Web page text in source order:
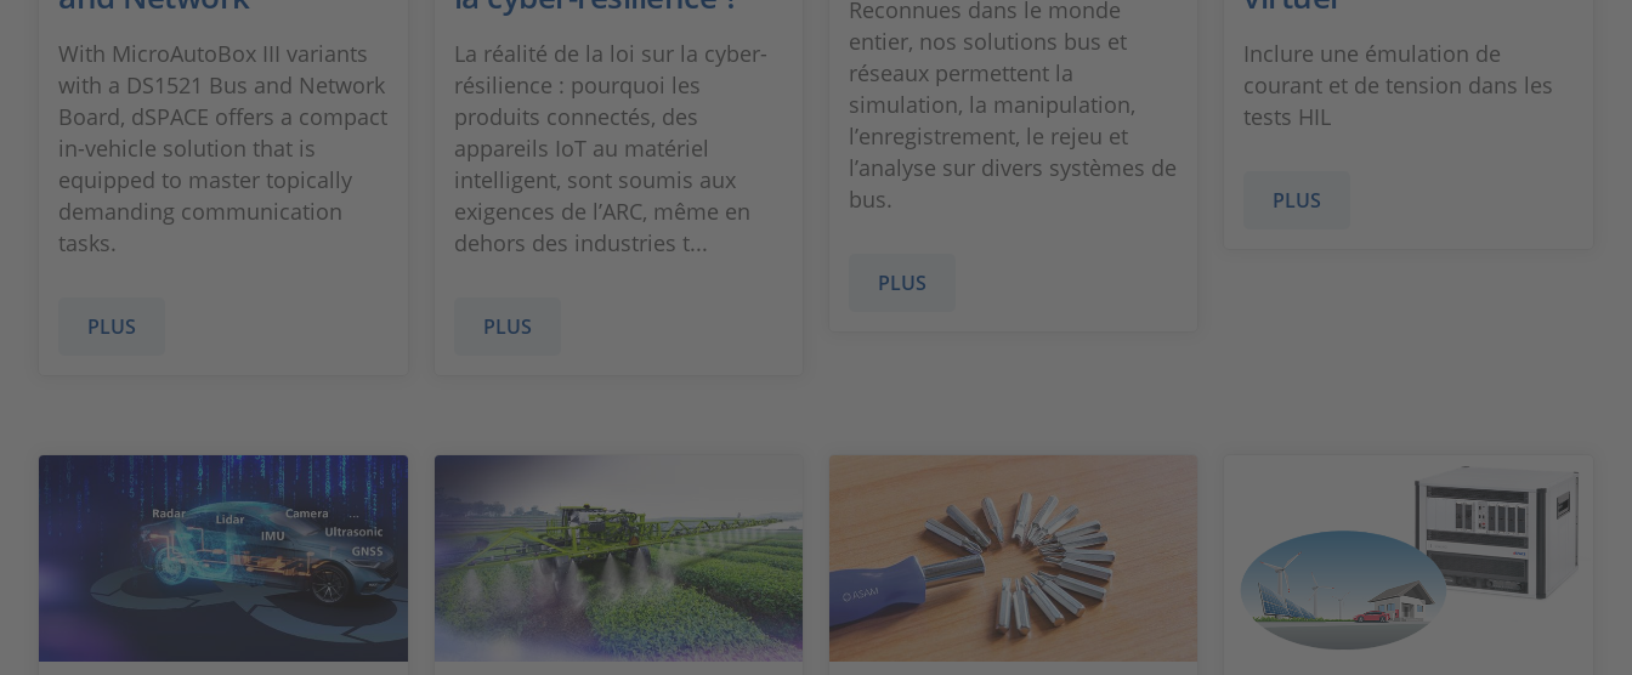
With MicroAutoBox III variants
with a DS1521 Bus and Network
Board, dSPACE offers a compact
in-vehicle solution that is
equipped to master topically
demanding communication
tasks.
PLUS
La réalité de la loi sur la cyber-
résilience : pourquoi les
produits connectés, des
appareils IoT au matériel
intelligent, sont soumis aux
exigences de l’ARC, même en
dehors des industries t...
PLUS
Reconnues dans le monde
entier, nos solutions bus et
réseaux permettent la
simulation, la manipulation,
l’enregistrement, le rejeu et
l’analyse sur divers systèmes de
bus.
PLUS
Inclure une émulation de
courant et de tension dans les
tests HIL
PLUS